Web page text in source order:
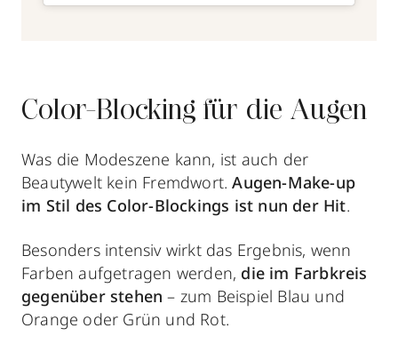
Color-Blocking für die Augen
Was die Modeszene kann, ist auch der
Beautywelt kein Fremdwort.Augen-Make-up
im Stil des Color-Blockings ist nun der Hit.
Besonders intensiv wirkt das Ergebnis, wenn
Farben aufgetragen werden, die im Farbkreis
gegenüber stehen – zum Beispiel Blau und
Orange oder Grün und Rot.